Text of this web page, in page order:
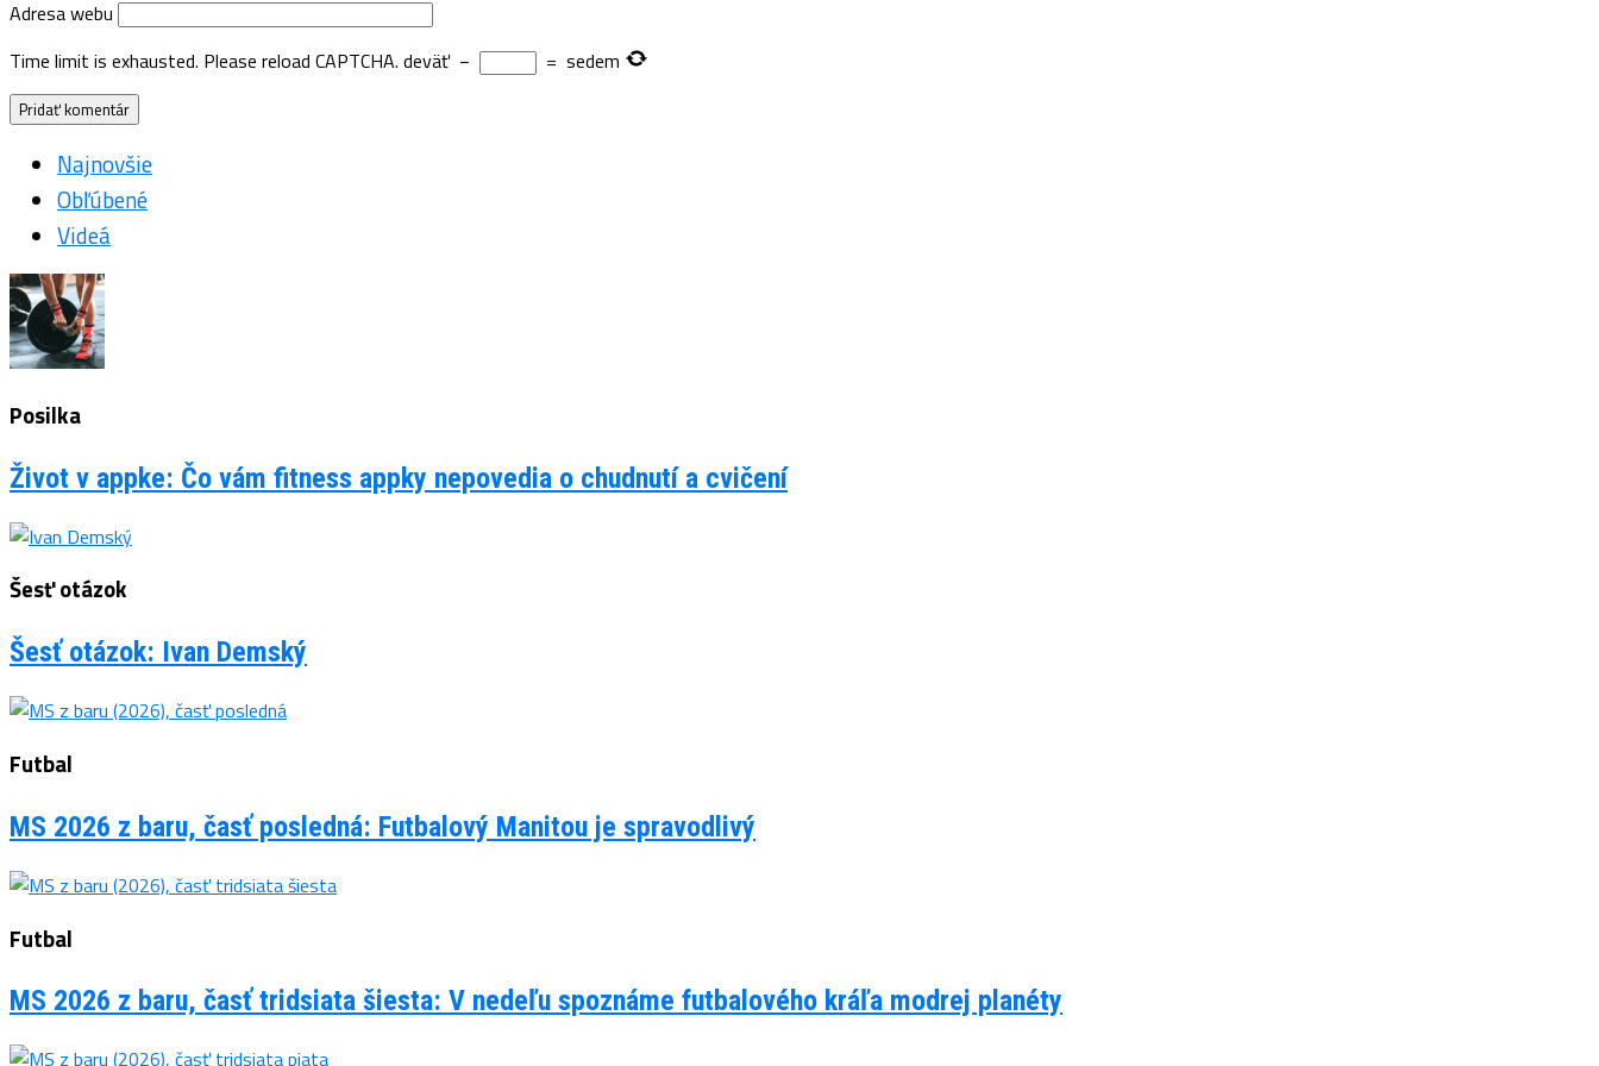
Adresa webu
Time limit is exhausted. Please reload CAPTCHA. deväť − = sedem
Najnovšie
Obľúbené
Videá
Posilka
Život v appke: Čo vám fitness appky nepovedia o chudnutí a cvičení
Šesť otázok
Šesť otázok: Ivan Demský
Futbal
MS 2026 z baru, časť posledná: Futbalový Manitou je spravodlivý
Futbal
MS 2026 z baru, časť tridsiata šiesta: V nedeľu spoznáme futbalového kráľa modrej planéty